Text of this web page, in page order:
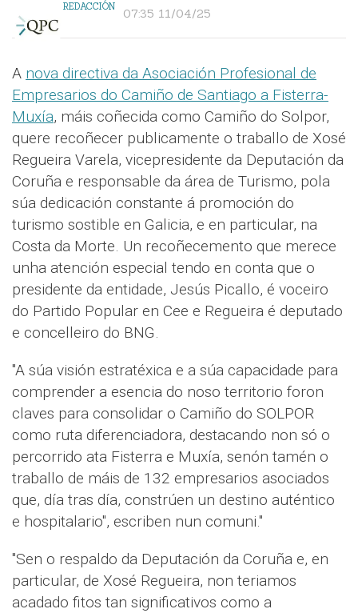
REDACCIÓN 07:35 11/04/25
A nova directiva da Asociación Profesional de
Empresarios do Camiño de Santiago a Fisterra-
Muxía, máis coñecida como Camiño do Solpor,
quere recoñecer publicamente o traballo de Xosé
Regueira Varela, vicepresidente da Deputación da
Coruña e responsable da área de Turismo, pola
súa dedicación constante á promoción do
turismo sostible en Galicia, e en particular, na
Costa da Morte. Un recoñecemento que merece
unha atención especial tendo en conta que o
presidente da entidade, Jesús Picallo, é voceiro
do Partido Popular en Cee e Regueira é deputado
e concelleiro do BNG.
"A súa visión estratéxica e a súa capacidade para
comprender a esencia do noso territorio foron
claves para consolidar o Camiño do SOLPOR
como ruta diferenciadora, destacando non só o
percorrido ata Fisterra e Muxía, senón tamén o
traballo de máis de 132 empresarios asociados
que, día tras día, constrúen un destino auténtico
e hospitalario", escriben nun comuni."
"Sen o respaldo da Deputación da Coruña e, en
particular, de Xosé Regueira, non teriamos
acadado fitos tan significativos como a